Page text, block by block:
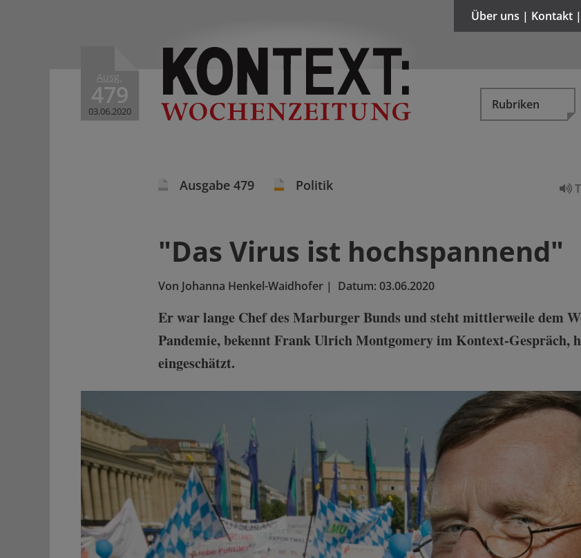
Ausg.
479
03.06.2020
Über uns | Kontakt
Rubriken
Ausgabe 479 Politik
"Das Virus ist hochspannend"
Von Johanna Henkel-Waidhofer | Datum:03.06.2020
Er war lange Chef des Marburger Bunds und steht mittlerweile dem
Pandemie, bekennt Frank Ulrich Montgomery im Kontext-Gespräch,
eingeschätzt.